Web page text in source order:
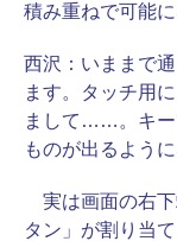
積み重ねで可能
西沢： いままで
ます。タッチ用
まして……。キー
ものが出るよう
実は画面の右
タン」が割り当